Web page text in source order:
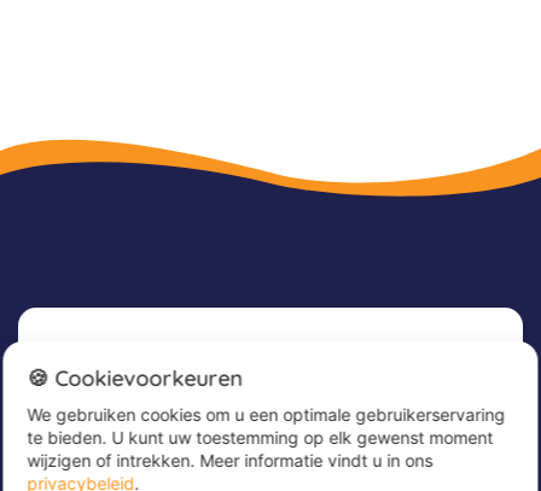
Nieuwsbrief
Meld u nu aan voor onze nieuwsbrief om
geweldige aanbiedingen te ontvangen en op de
hoogte te blijven!
🍪 Cookievoorkeuren
We gebruiken cookies om u een optimale gebruikerservaring
te bieden. U kunt uw toestemming op elk gewenst moment
wijzigen of intrekken. Meer informatie vindt u in ons
privacybeleid.